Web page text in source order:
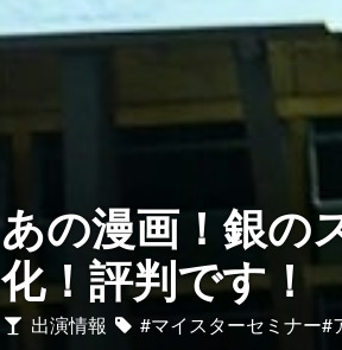
あの漫画！銀の
化！評判です！
出演情報 #マイスターセミナー#